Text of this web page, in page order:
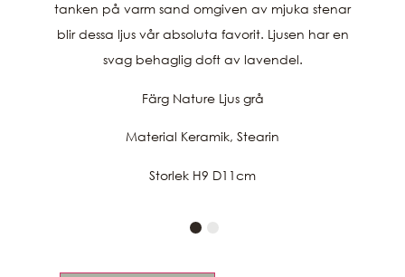
tanken på varm sand omgiven av mjuka stenar
blir dessa ljus vår absoluta favorit. Ljusen har en
svag behaglig doft av lavendel.
Färg Nature Ljus grå
Material Keramik, Stearin
Storlek H9 D11cm